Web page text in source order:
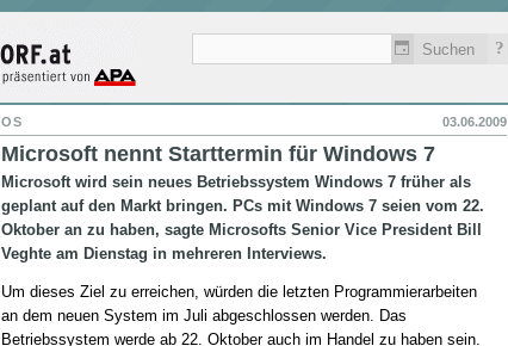
?
Microsoft nennt Starttermin für Windows 7
OS 03.06.2009
Microsoft wird sein neues Betriebssystem Windows 7 früher als
geplant auf den Markt bringen. PCs mit Windows 7 seien vom 22.
Oktober an zu haben, sagte Microsofts Senior Vice President Bill
Veghte am Dienstag in mehreren Interviews.
Um dieses Ziel zu erreichen, würden die letzten Programmierarbeiten
an dem neuen System im Juli abgeschlossen werden. Das
Betriebssystem werde ab 22. Oktober auch im Handel zu haben sein.